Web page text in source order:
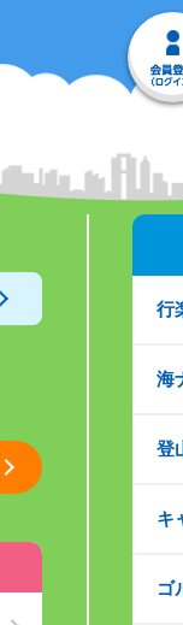
行
海
登
キ
ゴ